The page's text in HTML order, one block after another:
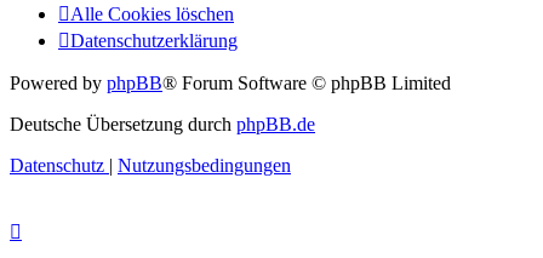
Alle Cookies löschen
Datenschutzerklärung
Powered by phpBB® Forum Software © phpBB Limited
Deutsche Übersetzung durch phpBB.de
Datenschutz | Nutzungsbedingungen